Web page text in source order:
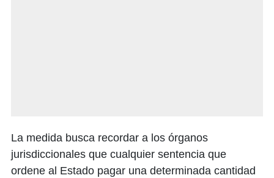
La medida busca recordar a los órganos
jurisdiccionales que cualquier sentencia que
ordene al Estado pagar una determinada cantidad